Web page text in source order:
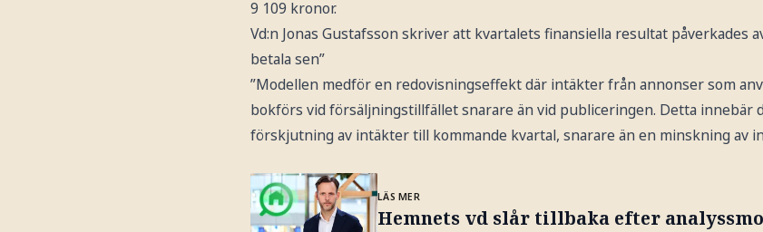
9 109 kronor.
Vd:n Jonas Gustafsson skriver att kvartalets finansiella resultat påverkades
betala sen”
”Modellen medför en redovisningseffekt där intäkter från annonser som
bokförs vid försäljningstillfället snarare än vid publiceringen. Detta innebär
förskjutning av intäkter till kommande kvartal, snarare än en minskning av
LÄS MER
Hemnets vd slår tillbaka efter